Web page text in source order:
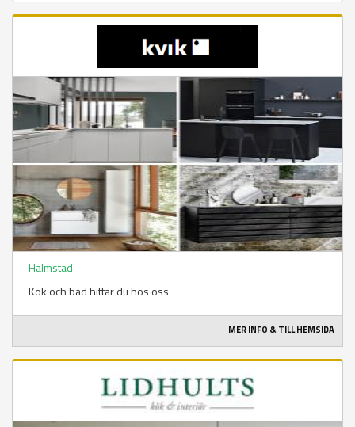
Halmstad
Kök och bad hittar du hos oss
MER INFO & TILL HEMSIDA